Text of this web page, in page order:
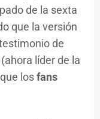
de la sexta
que la versión
de
líder de la
losfans